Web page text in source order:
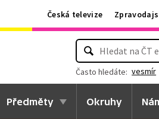
Česká televize
Často hledáte: vesmír
Předměty Okruhy